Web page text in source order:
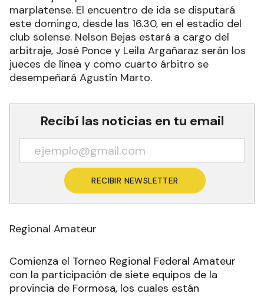
marplatense. El encuentro de ida se disputará
este domingo, desde las 16.30, en el estadio del
club solense. Nelson Bejas estará a cargo del
arbitraje, José Ponce y Leila Argañaraz serán los
jueces de línea y como cuarto árbitro se
desempeñará Agustín Marto.
Recibí las noticias en tu email
RECIBIR NEWSLETTER
Regional Amateur
Comienza el Torneo Regional Federal Amateur
con la participación de siete equipos de la
provincia de Formosa, los cuales están